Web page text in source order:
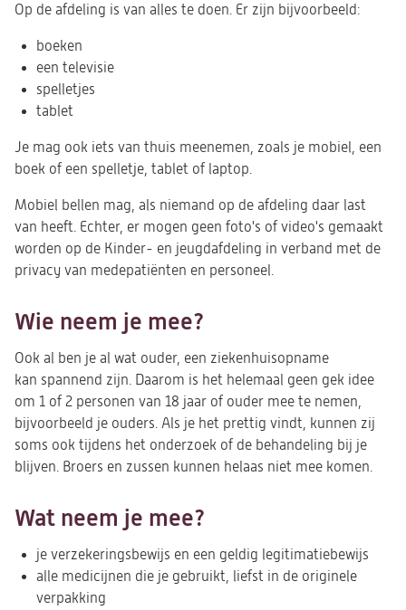
Op de afdeling is van alles te doen. Er zijn bijvoorbeeld:
boeken
een televisie
spelletjes
tablet
Je mag ook iets van thuis meenemen, zoals je mobiel, een
boek of een spelletje, tablet of laptop.
Mobiel bellen mag, als niemand op de afdeling daar last
van heeft. Echter, er mogen geen foto's of video's gemaakt
worden op de Kinder- en jeugdafdeling in verband met de
privacy van medepatiënten en personeel.
Wie neem je mee?
Ook al ben je al wat ouder, een ziekenhuisopname
kan spannend zijn. Daarom is het helemaal geen gek idee
om 1 of 2 personen van 18 jaar of ouder mee te nemen,
bijvoorbeeld je ouders. Als je het prettig vindt, kunnen zij
soms ook tijdens het onderzoek of de behandeling bij je
blijven. Broers en zussen kunnen helaas niet mee komen.
Wat neem je mee?
je verzekeringsbewijs en een geldig legitimatiebewijs
alle medicijnen die je gebruikt, liefst in de originele
verpakking